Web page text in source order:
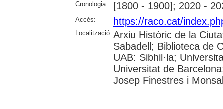
Cronologia:
[1800 - 1900]; 2020 -
Accés: https://raco.cat/
Localització: Arxiu Històric de la
Sabadell; Biblioteca de
UAB: Sibhil·la;
Universitat de
Josep Finestres i